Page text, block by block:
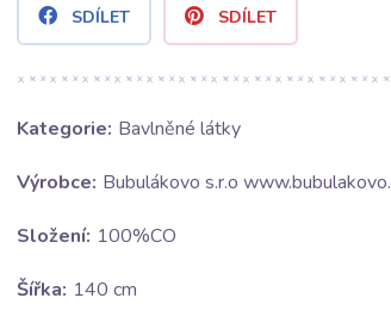
SDÍLET SDÍLET
Kategorie: Bavlněné látky
Výrobce: Bubulákovo s.r.o
Složení: 100%CO
Šířka: 140 cm